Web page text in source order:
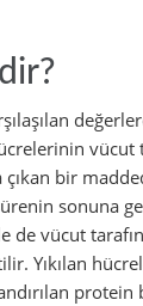
vücut
bir
sonuna
de vücut
Yıkılan
protein